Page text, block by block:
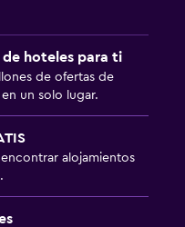
de hoteles para ti
de ofertas de
un solo lugar.
alojamientos